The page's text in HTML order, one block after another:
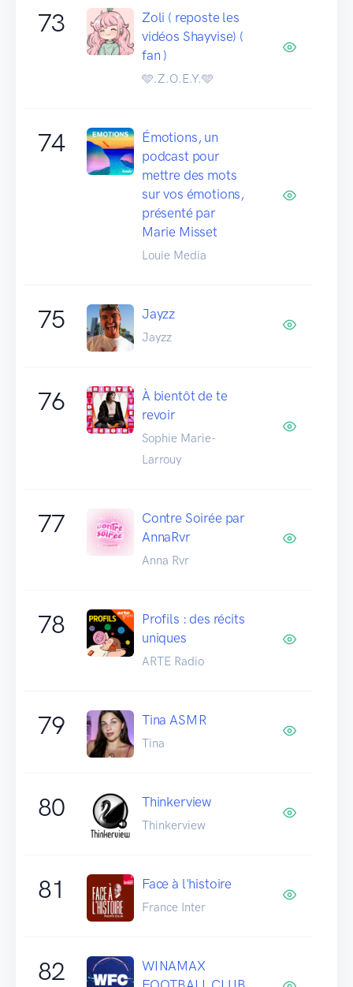
73
Zoli ( reposte les
vidéos Shayvise) (
fan )
🩵.Z.O.E.Y.🩵
74
Émotions, un
podcast pour
mettre des mots
sur vos émotions,
présenté par
Marie Misset
Louie Media
75 Jayzz
Jayzz
76
À bientôt de te
revoir
Sophie Marie-
Larrouy
77
Contre Soirée par
AnnaRvr
Anna Rvr
78
Profils : des récits
uniques
ARTE Radio
79 Tina ASMR
Tina
80 Thinkerview
Thinkerview
81 Face à l'histoire
France Inter
82
WINAMAX